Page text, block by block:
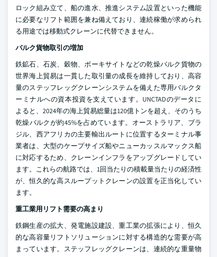
ロック組み立て、船の進水、推進システム設置といった機能
に必要なリフト範囲を兼ね備えており、連続稼働が求められ
る用途では移動式クレーンに代替できません。
バルク貨物取引の増加
鉄鉱石、石炭、穀物、ボーキサイトなどの乾燥バルク貨物の
世界海上貿易は一貫した取引量の成長を維持しており、高容
量のステッフレッグクレーンシステムを備えた専用バルクタ
ーミナルへの資本投資を支えています。UNCTADのデータに
よると、2024年の海上貿易総量は120億トンを超え、そのうち
乾燥バルクが約45%を占めています。オーストラリア、ブラ
ジル、西アフリカの主要輸出ルートに位置するターミナル事
業者は、大型のケープサイズ船やニューカッスルマックス船
に対応するため、クレーンインフラをアップグレードしてい
ます。これらの航路では、1回当たりの積載量当たりの経済性
が、恒久的な高スループットクレーンの設置を正当化してい
ます。
重工業用リフト需要の高まり
鉄鋼生産の拡大、発電施設建設、重工業の拡張により、恒久
的な高容量リフトソリューションに対する構造的な需要が高
まっています。ステッフレッグクレーンは、連続的な重量物